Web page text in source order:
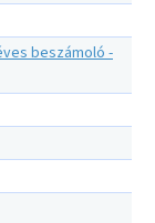
beszámoló -